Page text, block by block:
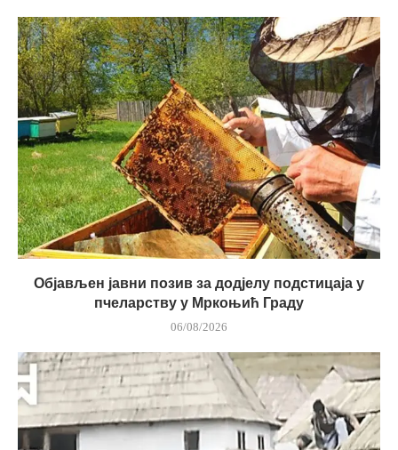
Објављен јавни позив за додјелу подстицаја у
пчеларству у Мркоњић Граду
06/08/2026